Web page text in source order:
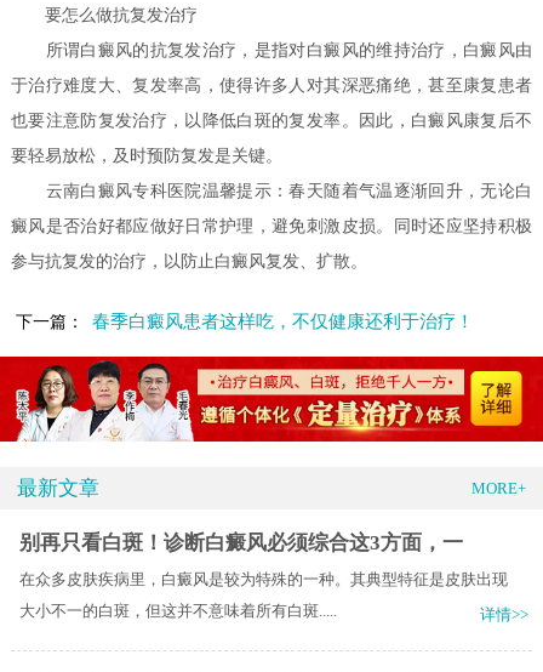
要怎么做抗复发治疗
所谓白癜风的抗复发治疗，是指对白癜风的维持治疗，白癜风由
于治疗难度大、复发率高，使得许多人对其深恶痛绝，甚至康复患者
也要注意防复发治疗，以降低白斑的复发率。因此，白癜风康复后不
要轻易放松，及时预防复发是关键。
云南白癜风专科医院温馨提示：春天随着气温逐渐回升，无论白
癜风是否治好都应做好日常护理，避免刺激皮损。同时还应坚持积极
参与抗复发的治疗，以防止白癜风复发、扩散。
下一篇： 春季白癜风患者这样吃，不仅健康还利于治疗！
最新文章 MORE+
别再只看白斑！诊断白癜风必须综合这3方面，一
在众多皮肤疾病里，白癜风是较为特殊的一种。其典型特征是皮肤出现
大小不一的白斑，但这并不意味着所有白斑.....
详情>>